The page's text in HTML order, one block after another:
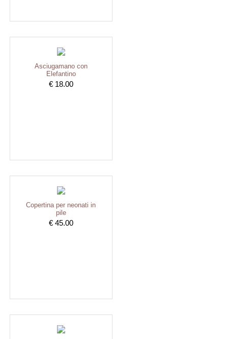
Asciugamano con
Elefantino
€ 18.00
Copertina per neonati in
pile
€ 45.00